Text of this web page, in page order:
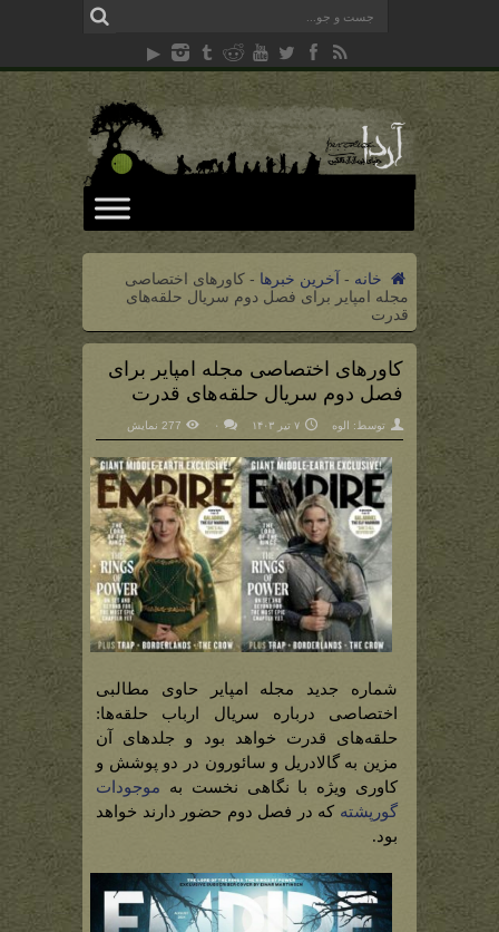
خانه - آخرین خبرها - کاورهای اختصاصی
مجله امپایر برای فصل دوم سریال حلقه‌های
قدرت
کاورهای اختصاصی مجله امپایر برای
فصل دوم سریال حلقه‌های قدرت
توسط: الوه ۷ تیر ۱۴۰۳ ۰ 277 نمایش
شماره جدید مجله امپایر حاوی مطالبی
اختصاصی درباره سریال ارباب حلقه‌ها:
حلقه‌های قدرت خواهد بود و جلدهای آن
مزین به گالادریل و سائورون در دو پوشش و
کاوری ویژه با نگاهی نخست به موجودات
گورپشته که در فصل دوم حضور دارند خواهد
بود.